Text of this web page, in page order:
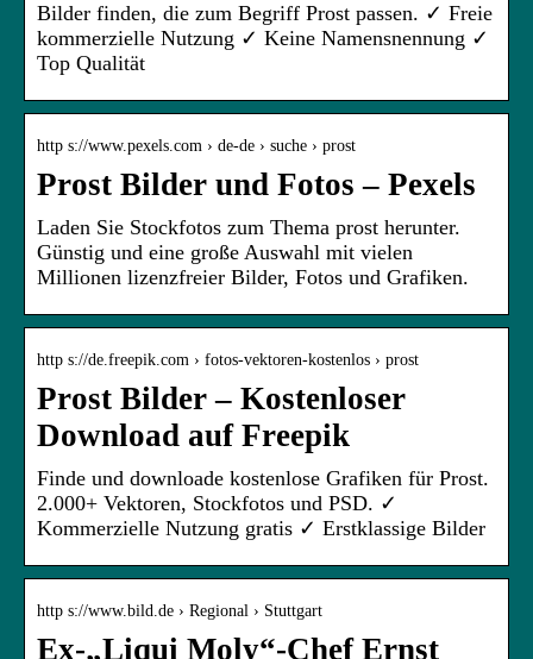
Bilder finden, die zum Begriff Prost passen. ✓ Freie
kommerzielle Nutzung ✓ Keine Namensnennung ✓
Top Qualität
http s://www.pexels.com › de-de › suche › prost
Prost Bilder und Fotos – Pexels
Laden Sie Stockfotos zum Thema prost herunter.
Günstig und eine große Auswahl mit vielen
Millionen lizenzfreier Bilder, Fotos und Grafiken.
http s://de.freepik.com › fotos-vektoren-kostenlos › prost
Prost Bilder – Kostenloser
Download auf Freepik
Finde und downloade kostenlose Grafiken für Prost.
2.000+ Vektoren, Stockfotos und PSD. ✓
Kommerzielle Nutzung gratis ✓ Erstklassige Bilder
http s://www.bild.de › Regional › Stuttgart
Ex-„Liqui Moly“-Chef Ernst